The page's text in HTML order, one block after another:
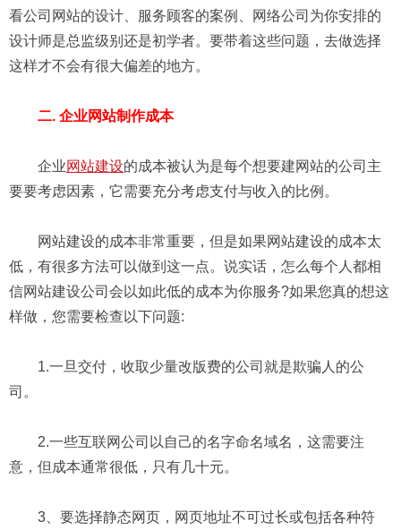
看公司网站的设计、服务顾客的案例、网络公司为你安排的
设计师是总监级别还是初学者。要带着这些问题，去做选择
这样才不会有很大偏差的地方。
二. 企业网站制作成本
企业网站建设的成本被认为是每个想要建网站的公司主
要要考虑因素，它需要充分考虑支付与收入的比例。
网站建设的成本非常重要，但是如果网站建设的成本太
低，有很多方法可以做到这一点。说实话，怎么每个人都相
信网站建设公司会以如此低的成本为你服务?如果您真的想这
样做，您需要检查以下问题:
1.一旦交付，收取少量改版费的公司就是欺骗人的公
司。
2.一些互联网公司以自己的名字命名域名，这需要注
意，但成本通常很低，只有几十元。
3、要选择静态网页，网页地址不可过长或包括各种符